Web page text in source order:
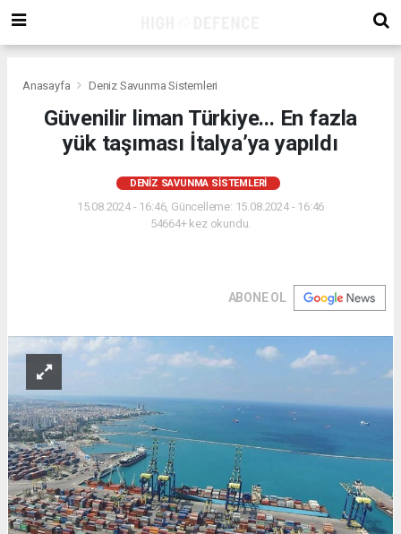
Anasayfa Deniz Savunma Sistemleri
Güvenilir liman Türkiye... En fazla
yük taşıması İtalya’ya yapıldı
DENIZ SAVUNMA SISTEMLERI
15.08.2024 - 16:46, Güncelleme: 15.08.2024 - 16:46
54664+ kez okundu.
ABONE OL